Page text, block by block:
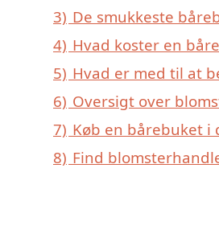
3) De smukkeste
4) Hvad koster en
5) Hvad er med til at
6) Oversigt over
7) Køb en bårebuket i
8) Find